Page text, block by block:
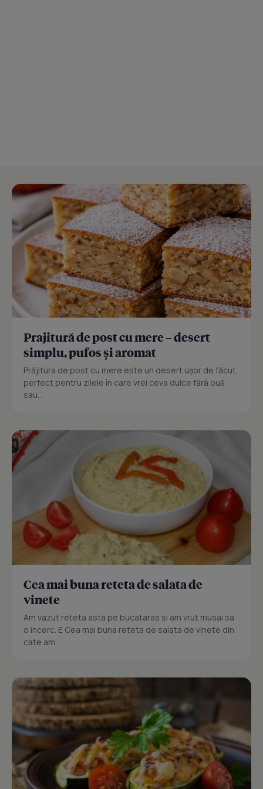
Prajitură de post cu mere – desert
simplu, pufos și aromat
Prăjitura de post cu mere este un desert ușor de făcut,
perfect pentru zilele în care vrei ceva dulce fără ouă
sau...
Cea mai buna reteta de salata de
vinete
Am vazut reteta asta pe bucataras si am vrut musai sa
o incerc. E Cea mai buna reteta de salata de vinete din
cate am...